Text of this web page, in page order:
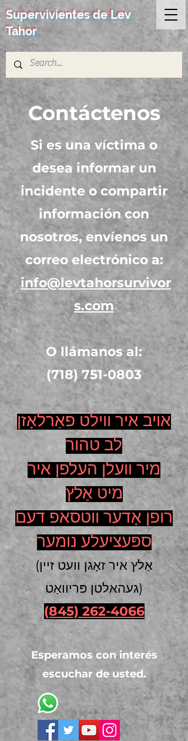
Supervivientes de Lev
Tahor
Contáctenos
Si es una víctima o
desea informar un
incidente o compartir
información con
nosotros, envíenos un
correo electrónico a:
info@levtahorsurvivor
s.com
O llámanos al:
(718) 751-0803
אויב איר ווילט פאַרלאָזן
לב טהור
מיר וועלן העלפן איר
מיט אַלץ
רופן אָדער ווטסאפ דעם
ספּעציעלע נומער
(אַלץ איר זאָגן וועט זיין
געהאלטן פּריוואַט)
(845) 262-4066
Esperamos con interés
escuchar de usted.